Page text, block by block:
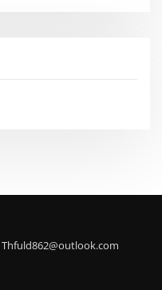
Thfuld862@outlook.com